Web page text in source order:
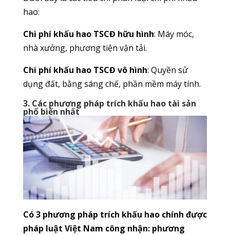
hao:
Chi phí khấu hao TSCĐ hữu hình: Máy móc,
nhà xưởng, phương tiện vận tải.
Chi phí khấu hao TSCĐ vô hình: Quyền sử
dụng đất, bằng sáng chế, phần mềm máy tính.
3. Các phương pháp trích khấu hao tài sản
phổ biến nhất
Có 3 phương pháp trích khấu hao chính được
pháp luật Việt Nam công nhận: phương